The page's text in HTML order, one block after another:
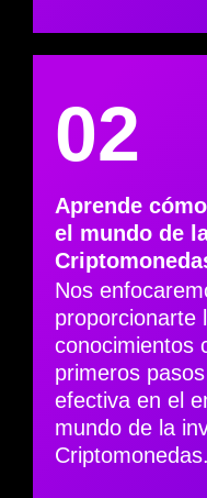
02
Aprende
el mundo de
Nos
proporcionarte
conocimientos
primeros
efectiva en el
mundo de la
Criptomonedas.